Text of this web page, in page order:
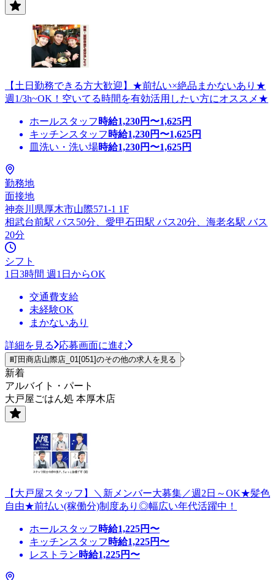
【土日勤務できる方大歓迎】★前払い×絶品まかないあり★
週1/3h~OK！空いてる時間を有効活用したい方にオススメ★
ホールスタッフ 時給1,230円〜1,625円
キッチンスタッフ 時給1,230円〜1,625円
皿洗い・洗い場時給1,230円〜1,625円
勤務地
面接地
神奈川県厚木市山際571-1 1F
相武台前駅 バス50分、愛甲石田駅 バス20分、海老名駅 バス
20分
シフト
1日3時間 週1日からOK
交通費支給
未経験OK
まかないあり
詳細を見る 応募画面に進む
町田商店山際店_01[051]のその他の求人を見る
新着
アルバイト・パート
大戸屋ごはん処 本厚木店
【大戸屋スタッフ】＼新メンバー大募集／週2日～OK★髪色
自由★前払い(稼働分)制度あり◎幅広い年代活躍中！
ホールスタッフ 時給1,225円〜
キッチンスタッフ 時給1,225円〜
レストラン時給1,225円〜